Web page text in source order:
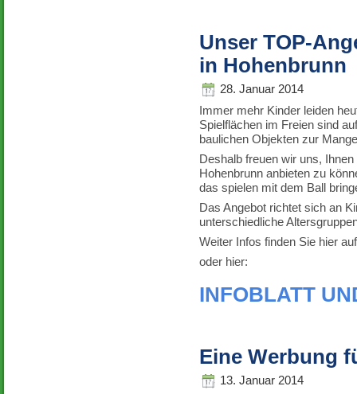
Unser TOP-
in Hohenbrunn
28. Januar 2014
Immer mehr Kinder leiden
Spielflächen im Freien sind
baulichen Objekten zur
Deshalb freuen wir uns,
Hohenbrunn anbieten zu
das spielen mit dem Ball
Das Angebot richtet sich an
unterschiedliche
Weiter Infos finden Sie hier
oder hier:
INFOBLATT
Eine Werbung
13. Januar 2014